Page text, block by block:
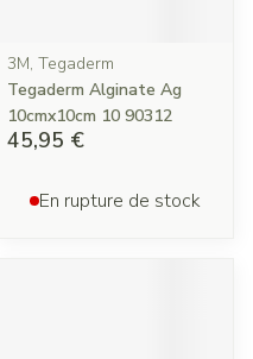
3M, Tegaderm
Tegaderm Alginate Ag
10cmx10cm 10 90312
45,95 €
En rupture de stock